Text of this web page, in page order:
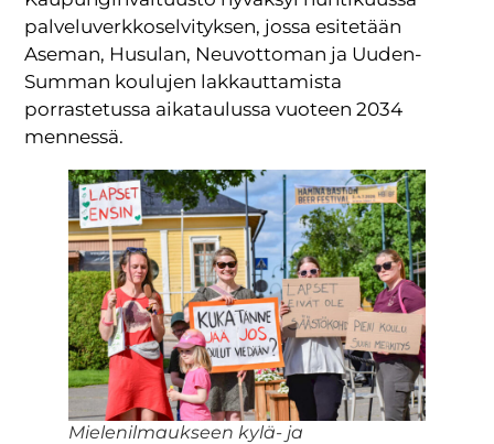
palveluverkkoselvityksen, jossa esitetään
Aseman, Husulan, Neuvottoman ja Uuden-
Summan koulujen lakkauttamista
porrastetussa aikataulussa vuoteen 2034
mennessä.
Mielenilmaukseen kylä- ja